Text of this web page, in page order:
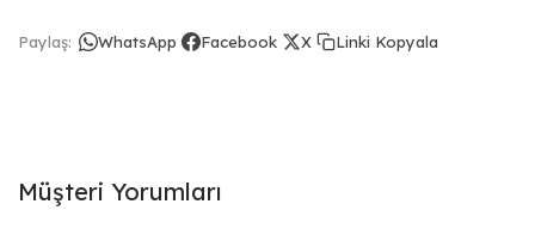
Paylaş: WhatsApp Facebook X Linki Kopyala
Müşteri Yorumları